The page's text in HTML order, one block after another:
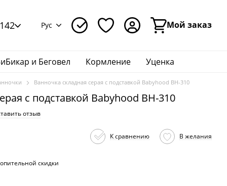
Рус Мой заказ
и Беговел Кормление Уценка
Ванночка складная серая с подставкой Babyhood BH-310
с подставкой Babyhood BH-310
отзыв
К сравнению В желания
скидки